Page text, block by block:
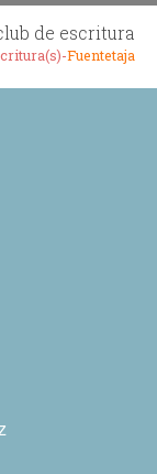
de escritura
Fuentetaja